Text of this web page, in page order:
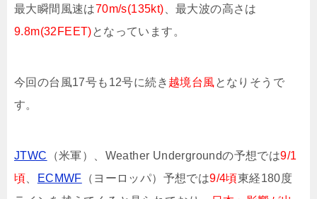
最大瞬間風速は70m/s(135kt) 、最大波の高さは
9.8m(32FEET)となっています。
今回の台風17号も12号に続き 越境台風となりそうで
す。
JTWC （米軍）、Weather Undergroundの予想では9/1
頃
ECMWF （ヨーロッパ）予想では9/4頃東経180度